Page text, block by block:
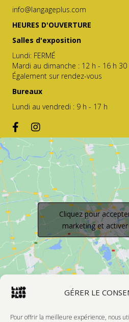
GÉRER LE
Pour offrir la meilleure expérience, nous
info@langageplus.com
HEURES D'OUVERTURE
Salles d'exposition
Lundi: FERMÉ
Mardi au dimanche : 12 h - 16 h 30
Également sur rendez-vous
Bureaux
Lundi au vendredi : 9 h - 17 h
Cliquez pour
marketing et